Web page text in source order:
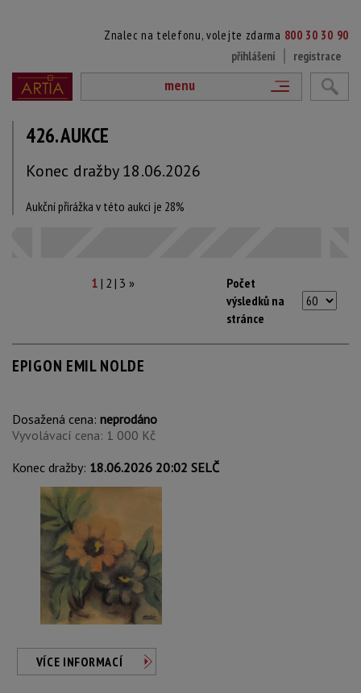
Znalec na telefonu, volejte zdarma 800 30 30 90
přihlášení
registrace
menu
426. AUKCE
Konec dražby 18.06.2026
Aukční přirážka v této aukci je 28%
1 | 2 | 3 »
Počet
výsledků na
stránce
EPIGON EMIL NOLDE
Dosažená cena: neprodáno
Vyvolávací cena: 1 000 Kč
Konec dražby: 18.06.2026 20:02 SELČ
VÍCE INFORMACÍ